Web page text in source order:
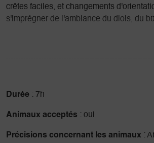
crêtes faciles, et changements
s'imprégner de l'ambiance du diois, du
Dénivelé 777m
Durée : 7h
Animaux acceptés : oui
Précisions concernant les animaux :